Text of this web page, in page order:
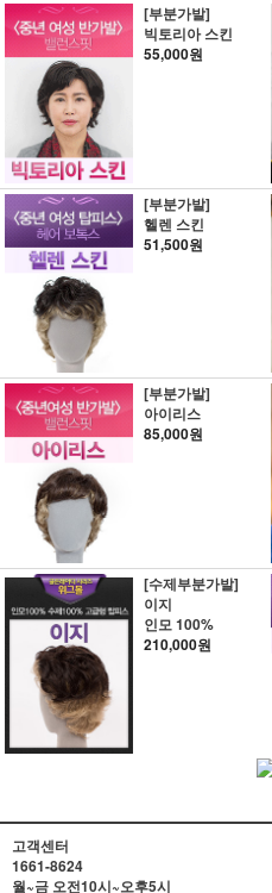
[부분가발]
빅토리아 스킨
55,000원
[부분가발]
헬렌 스킨
51,500원
[부분가발]
아이리스
85,000원
[수제부분가발]
이지
인모 100%
210,000원
고객센터
1661-8624
월~금 오전10시~오후5시